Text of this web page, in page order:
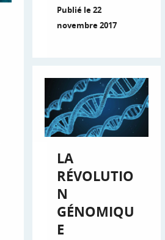
Publié le 22
novembre 2017
LA
RÉVOLUTIO
N
GÉNOMIQU
E